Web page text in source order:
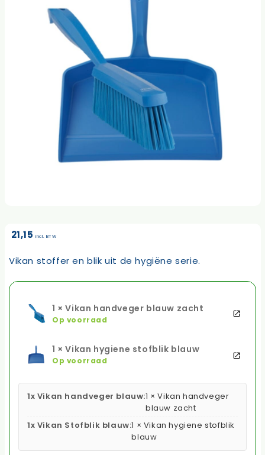
21,15 incl. BTW
Vikan stoffer en blik uit de hygiëne serie.
1 × Vikan handveger blauw zacht
Op voorraad
1 × Vikan hygiene stofblik blauw
Op voorraad
1x Vikan handveger blauw:1 × Vikan handveger
blauw zacht
1x Vikan Stofblik blauw:1 × Vikan hygiene stofblik
blauw